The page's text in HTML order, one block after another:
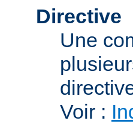
Directive
Une
Voir :